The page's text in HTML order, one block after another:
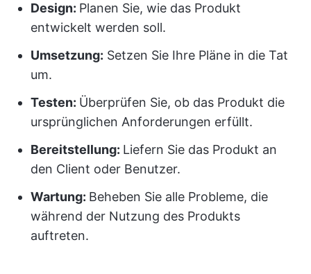
Design: Planen Sie, wie das Produkt
entwickelt werden soll.
Umsetzung: Setzen Sie Ihre Pläne in die Tat
um.
Testen: Überprüfen Sie, ob das Produkt die
ursprünglichen Anforderungen erfüllt.
Bereitstellung: Liefern Sie das Produkt an
den Client oder Benutzer.
Wartung: Beheben Sie alle Probleme, die
während der Nutzung des Produkts
auftreten.